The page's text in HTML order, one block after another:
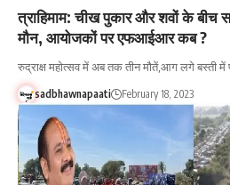
त्राहिमाम: चीख पुकार और शवों के बीच
मौन, आयोजकों पर एफआईआर कब ?
रुद्राक्ष महोत्सव में अब तक तीन मौतें,आग लगे बस्ती में
sadbhawnapaati February 18, 2023